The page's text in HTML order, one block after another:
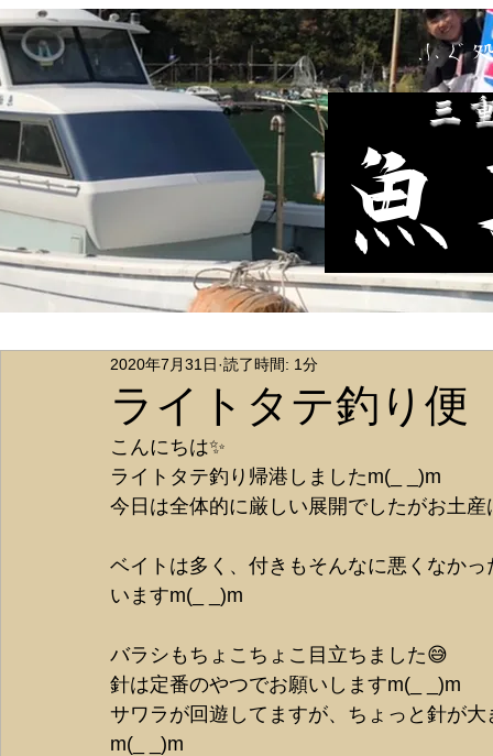
ふぐ
三重
ライトタテ釣り便
2020年7月31日 読了時間: 1分
こんにちは✨
ライトタテ釣り帰港しましたm(_ _)m
今日は全体的に厳しい展開でしたがお土
ベイトは多く、付きもそんなに悪くなか
いますm(_ _)m
バラシもちょこちょこ目立ちました😅
針は定番のやつでお願いしますm(_ _)m
サワラが回遊してますが、ちょっと針が
m(_ _)m